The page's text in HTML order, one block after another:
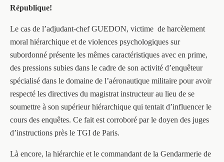
République!
Le cas de l’adjudant-chef GUEDON, victime de harcèlement
moral hiérarchique et de violences psychologiques sur
subordonné présente les mêmes caractéristiques avec en prime,
des pressions subies dans le cadre de son activité d’enquêteur
spécialisé dans le domaine de l’aéronautique militaire pour avoir
respecté les directives du magistrat instructeur au lieu de se
soumettre à son supérieur hiérarchique qui tentait d’influencer le
cours des enquêtes. Ce fait est corroboré par le doyen des juges
d’instructions près le TGI de Paris.
Là encore, la hiérarchie et le commandant de la Gendarmerie de